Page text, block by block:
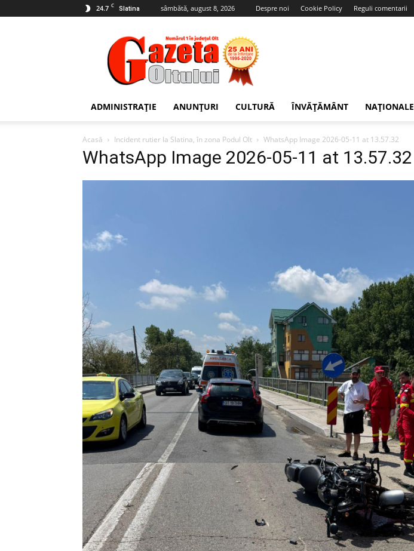
24.7 C Slatina sâmbătă, august 8, 2026 Despre noi Cookie Policy Reguli comentarii
Gazeta
Oltului
ADMINISTRAȚIE ANUNȚURI CULTURĂ ÎNVĂȚĂMÂNT NAȚIONALE
Acasă Incident rutier la Slatina, în zona Podul Olt WhatsApp Image 2026-05-11 at 13.57.32
WhatsApp Image 2026-05-11 at 13.57.32